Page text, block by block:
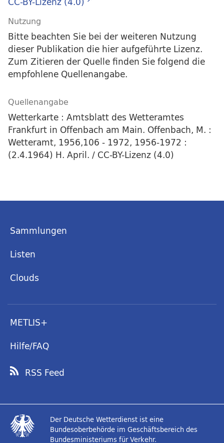
Nutzung
Bitte beachten Sie bei der weiteren Nutzung
dieser Publikation die hier aufgeführte Lizenz.
Zum Zitieren der Quelle finden Sie folgend die
empfohlene Quellenangabe.
Quellenangabe
Wetterkarte : Amtsblatt des Wetteramtes
Frankfurt in Offenbach am Main. Offenbach, M. :
Wetteramt, 1956,106 - 1972, 1956-1972 :
(2.4.1964) H. April. / CC-BY-Lizenz (4.0)
Sammlungen
Listen
Clouds
METLIS+
Hilfe/FAQ
RSS Feed
Der Deutsche Wetterdienst ist eine
Bundesoberbehörde im Geschäftsbereich des
Bundesministeriums für Verkehr.